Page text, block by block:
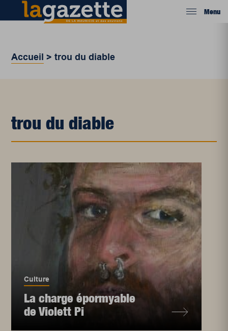
Menu
Accueil >trou du diable
trou du diable
Culture
La charge épormyable
de Violett Pi